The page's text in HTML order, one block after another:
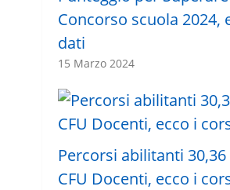
Concorso scuola 2024,
dati
15 Marzo 2024
Percorsi abilitanti 30,36
CFU Docenti, ecco i